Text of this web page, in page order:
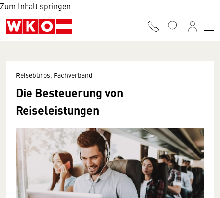
Zum Inhalt springen
Reisebüros, Fachverband
Die Besteuerung von
Reiseleistungen